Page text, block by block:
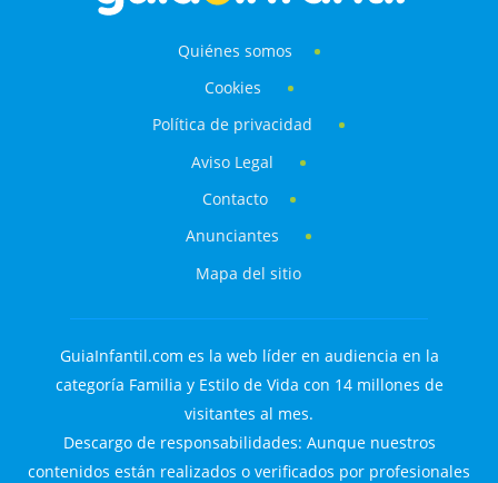
Quiénes somos
Cookies
Política de privacidad
Aviso Legal
Contacto
Anunciantes
Mapa del sitio
GuiaInfantil.com es la web líder en audiencia en la
categoría Familia y Estilo de Vida con 14 millones de
visitantes al mes.
Descargo de responsabilidades: Aunque nuestros
contenidos están realizados o verificados por profesionales